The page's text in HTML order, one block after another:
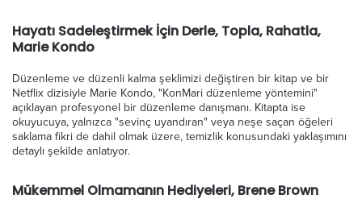
Hayatı Sadeleştirmek İçin Derle, Topla, Rahatla,
Marie Kondo
Düzenleme ve düzenli kalma şeklimizi değiştiren bir kitap ve bir
Netflix dizisiyle Marie Kondo, "KonMari düzenleme yöntemini"
açıklayan profesyonel bir düzenleme danışmanı. Kitapta ise
okuyucuya, yalnızca "sevinç uyandıran" veya neşe saçan öğeleri
saklama fikri de dahil olmak üzere, temizlik konusundaki yaklaşımını
detaylı şekilde anlatıyor.
Mükemmel Olmamanın Hediyeleri, Brene Brown